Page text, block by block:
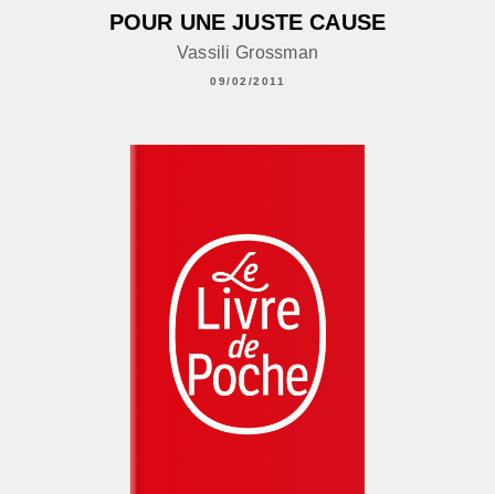
POUR UNE JUSTE CAUSE
Vassili Grossman
09/02/2011